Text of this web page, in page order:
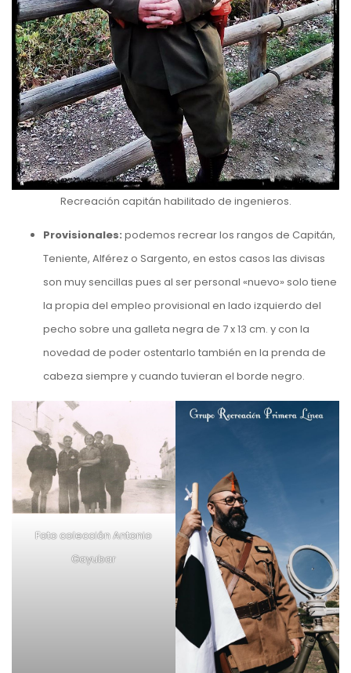
Recreación capitán habilitado de ingenieros.
Provisionales: podemos recrear los rangos de Capitán,
Teniente, Alférez o Sargento, en estos casos las divisas
son muy sencillas pues al ser personal «nuevo» solo tiene
la propia del empleo provisional en lado izquierdo del
pecho sobre una galleta negra de 7 x 13 cm. y con la
novedad de poder ostentarlo también en la prenda de
cabeza siempre y cuando tuvieran el borde negro.
Foto colección Antonio
Gayubar